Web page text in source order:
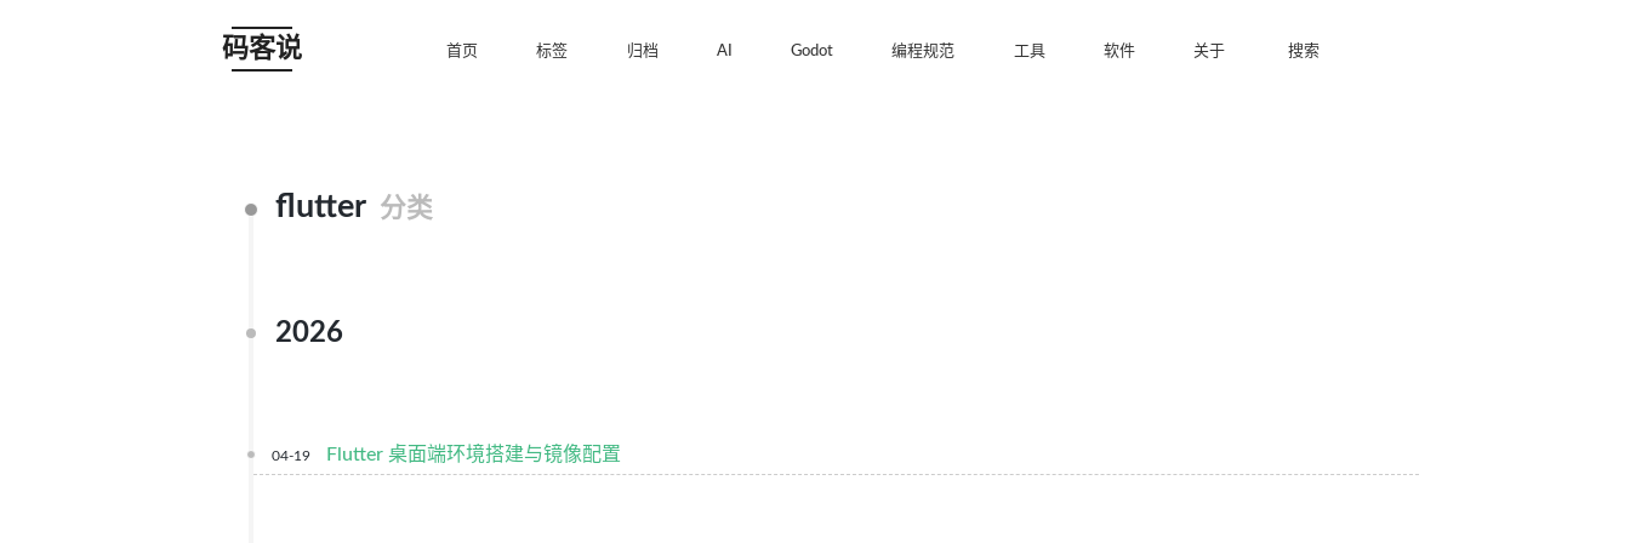
码客说 首页 标签 归档 AI Godot 编程规范 工具 软件 关于 搜索
flutter 分类
2026
04-19 Flutter 桌面端环境搭建与镜像配置